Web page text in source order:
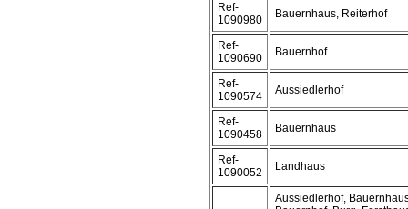
Ref-
1090980
Bauernhaus, Reiterhof
Ref-
1090690
Bauernhof
Ref-
1090574
Aussiedlerhof
Ref-
1090458
Bauernhaus
Ref-
1090052
Landhaus
Aussiedlerhof,